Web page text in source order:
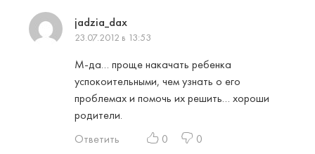
jadzia_dax
23.07.2012 в 13:53
М-да… проще накачать ребенка
успокоительными, чем узнать о его
проблемах и помочь их решить… хороши
родители.
Ответить
0 0